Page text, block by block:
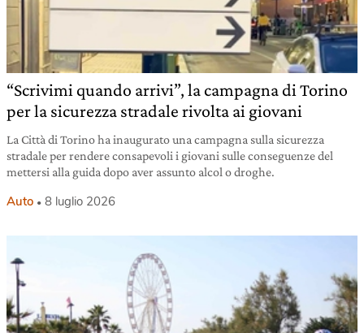
“Scrivimi quando arrivi”, la campagna di Torino
per la sicurezza stradale rivolta ai giovani
La Città di Torino ha inaugurato una campagna sulla sicurezza
stradale per rendere consapevoli i giovani sulle conseguenze del
mettersi alla guida dopo aver assunto alcol o droghe.
Auto 8 luglio 2026